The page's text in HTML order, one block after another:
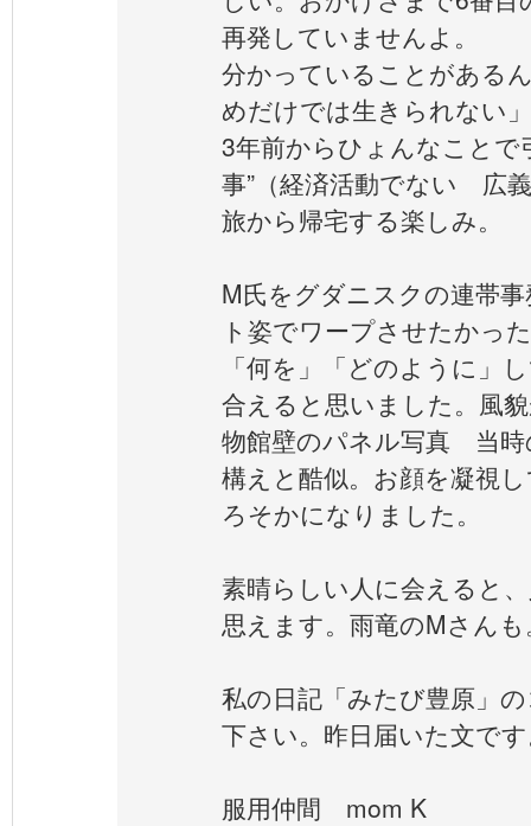
再発していませんよ。
分かっていることがある
めだけでは生きられない」
3年前からひょんなことで
事”（経済活動でない 広
旅から帰宅する楽しみ。
M氏をグダニスクの連帯
ト姿でワープさせたかっ
「何を」「どのように」
合えると思いました。風
物館壁のパネル写真 当時
構えと酷似。お顔を凝視
ろそかになりました。
素晴らしい人に会えると
思えます。雨竜のMさんも
私の日記「みたび豊原」
下さい。昨日届いた文で
服用仲間 mom K